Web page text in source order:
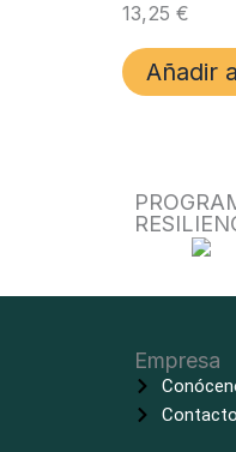
13,25 €
Añadir
Empresa
Contacto